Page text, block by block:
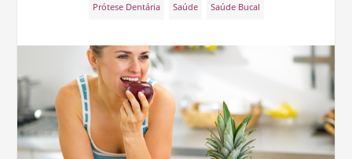
Prótese Dentária Saúde Saúde Bucal